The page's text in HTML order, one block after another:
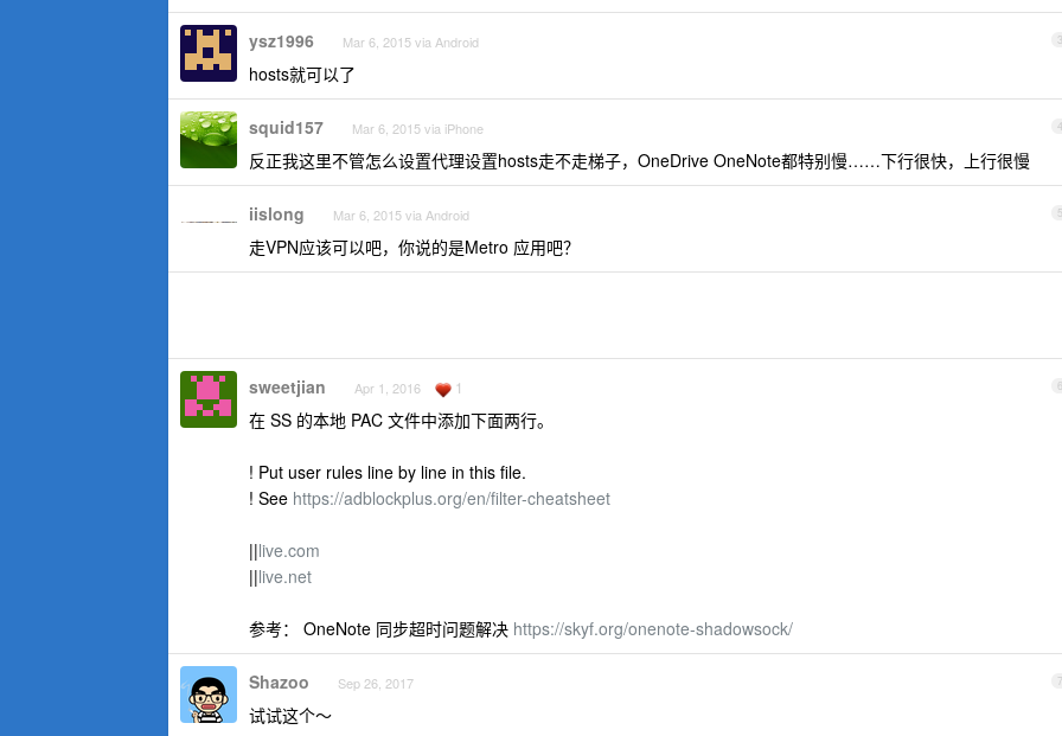
3
ysz1996 Mar 6, 2015 via Android
hosts就可以了
4
squid157 Mar 6, 2015 via iPhone
反正我这里不管怎么设置代理设置hosts走不走梯子，OneDrive OneNote都特别慢……下行很快，上行很慢
5
iislong Mar 6, 2015 via Android
走VPN应该可以吧，你说的是Metro 应用吧？
6
sweetjian Apr 1, 2016 1
在 SS 的本地 PAC 文件中添加下面两行。
! Put user rules line by line in this file.
! See https://adblockplus.org/en/filter-cheatsheet
||live.com
||live.net
参考： OneNote 同步超时问题解决 https://skyf.org/onenote-shadowsock/
7
Shazoo Sep 26, 2017
试试这个～